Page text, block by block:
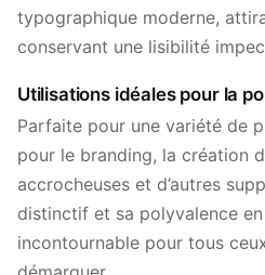
typographique moderne,
conservant une lisibilité
Utilisations idéales pour la
Parfaite pour une variété de
pour le branding, la création
accrocheuses et d’autres
distinctif et sa polyvalence
incontournable pour tous